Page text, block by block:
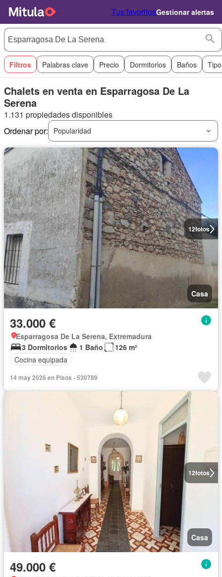
Tus favoritosGestionar alertas
Filtros Palabras clave Precio Dormitorios Baños
Chalets en venta en Esparragosa De La
Serena
1.131 propiedades disponibles
Ordenar por:
Popularidad
12fotos
Casa
33.000 €
Esparragosa De La Serena, Extremadura
3 Dormitorios
1 Baño
126 m²
Cocina equipada
14 may 2026 en Pisos - 530789
12fotos
Casa
49.000 €